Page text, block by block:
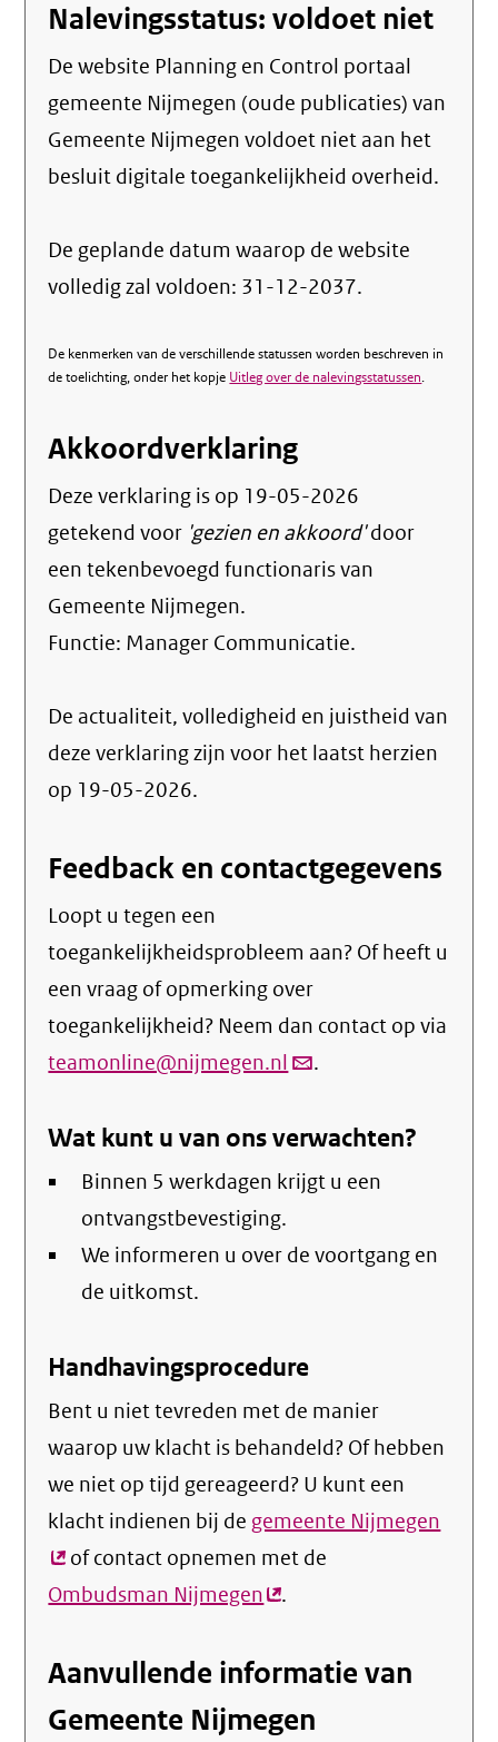
Nalevingsstatus: voldoet niet
De website Planning en Control portaal
gemeente Nijmegen (oude publicaties) van
Gemeente Nijmegen voldoet niet aan het
besluit digitale toegankelijkheid overheid.
De geplande datum waarop de website
volledig zal voldoen: 31-12-2037.
De kenmerken van de verschillende statussen worden beschreven in
de toelichting, onder het kopje Uitleg over de nalevingsstatussen.
Akkoordverklaring
Deze verklaring is op 19-05-2026
getekend voor 'gezien en akkoord'door
een tekenbevoegd functionaris van
Gemeente Nijmegen.
Functie: Manager Communicatie.
De actualiteit, volledigheid en juistheid van
deze verklaring zijn voor het laatst herzien
op 19-05-2026.
Feedback en contactgegevens
Loopt u tegen een
toegankelijkheidsprobleem aan? Of heeft u
een vraag of opmerking over
toegankelijkheid? Neem dan contact op via
teamonline@nijmegen.nl (link
email)
.
Wat kunt u van ons verwachten?
Binnen 5 werkdagen krijgt u een
ontvangstbevestiging.
We informeren u over de voortgang en
de uitkomst.
Handhavingsprocedure
Bent u niet tevreden met de manier
waarop uw klacht is behandeld? Of hebben
we niet op tijd gereageerd? U kunt een
klacht indienen bij de gemeente Nijmegen
of contact opnemen met de
Ombudsman Nijmegen(externe
.
Aanvullende informatie van
Gemeente Nijmegen